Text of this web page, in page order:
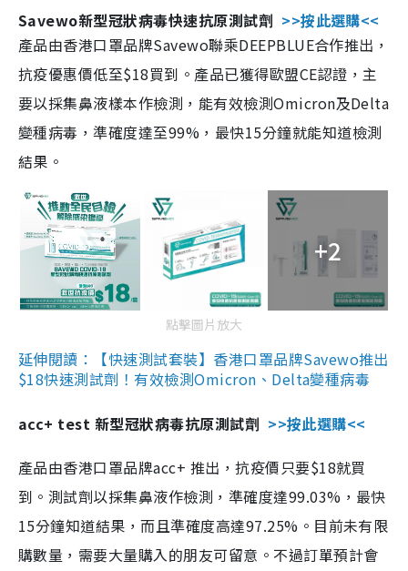
Savewo新型冠狀病毒快速抗原測試劑 >>按此選購<<
產品由香港口罩品牌Savewo聯乘DEEPBLUE合作推出，
抗疫優惠價低至$18買到。產品已獲得歐盟CE認證，主
要以採集鼻液樣本作檢測，能有效檢測Omicron及Delta
變種病毒，準確度達至99%，最快15分鐘就能知道檢測
結果。
+2
點擊圖片放大
延伸閱讀：【快速測試套裝】香港口罩品牌Savewo推出
$18快速測試劑！有效檢測Omicron、Delta變種病毒
acc+ test 新型冠狀病毒抗原測試劑 >>按此選購<<
產品由香港口罩品牌acc+ 推出，抗疫價只要$18就買
到。測試劑以採集鼻液作檢測，準確度達99.03%，最快
15分鐘知道結果，而且準確度高達97.25%。目前未有限
購數量，需要大量購入的朋友可留意。不過訂單預計會